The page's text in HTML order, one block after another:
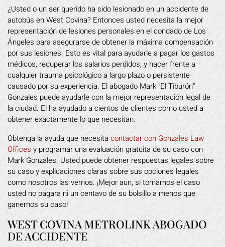
¿Usted o un ser querido ha sido lesionado en un accidente de
autobús en West Covina? Entonces usted necesita la mejor
representación de lesiones personales en el condado de Los
Ángeles para asegurarse de obtener la máxima compensación
por sus lesiones. Esto es vital para ayudarle a pagar los gastos
médicos, recuperar los salarios perdidos, y hacer frente a
cualquier trauma psicológico a largo plazo o persistente
causado por su experiencia. El abogado Mark "El Tiburón"
Gonzales puede ayudarle con la mejor representación legal de
la ciudad. El ha ayudado a cientos de clientes como usted a
obtener exactamente lo que necesitan.
Obtenga la ayuda que necesita contactar con Gonzales Law
Offices y programar una evaluación gratuita de su caso con
Mark Gonzales. Usted puede obtener respuestas legales sobre
su caso y explicaciones claras sobre sus opciones legales
como nosotros las vemos. ¡Mejor aun, si tomamos el caso
usted no pagara ni un centavo de su bolsillo a menos que
ganemos su caso!
WEST COVINA METROLINK ABOGADO
DE ACCIDENTE